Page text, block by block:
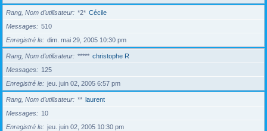
Rang, Nom d’utilisateur *2* Cécile
Messages
510
Enregistré le
dim. mai 29, 2005 10:30 pm
Rang, Nom d’utilisateur ***** christophe R
Messages
125
Enregistré le
jeu. juin 02, 2005 6:57 pm
Rang, Nom d’utilisateur ** laurent
Messages
10
Enregistré le
jeu. juin 02, 2005 10:30 pm